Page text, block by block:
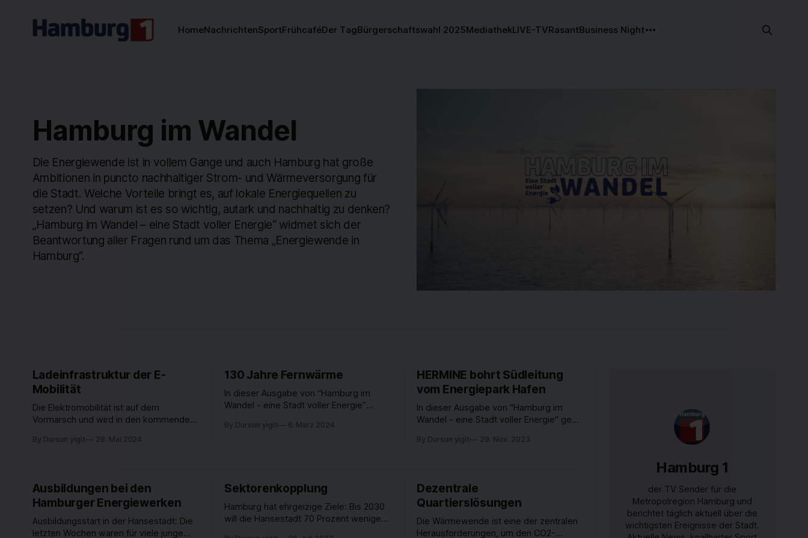
HomeNachrichtenSportFrühcaféDer TagBürgerschaftswahl 2025MediathekLIVE-TVRasantBusiness Night
Hamburg im Wandel
Die Energiewende ist in vollem Gange und auch Hamburg hat große
Ambitionen in puncto nachhaltiger Strom- und Wärmeversorgung für
die Stadt. Welche Vorteile bringt es, auf lokale Energiequellen zu
setzen? Und warum ist es so wichtig, autark und nachhaltig zu denken?
„Hamburg im Wandel – eine Stadt voller Energie“ widmet sich der
Beantwortung aller Fragen rund um das Thema „Energiewende in
Hamburg“.
Ladeinfrastruktur der E-
Mobilität
Die Elektromobilität ist auf dem
Vormarsch und wird in den kommenden
insbesondere in einem urbanen Raum
wichtigsten Bausteine. Denn ab 2035
soll in der EU kein neuer Verbrenner
By Dursun yigit 29. Mai 2024
130 Jahre Fernwärme
In dieser Ausgabe von “Hamburg im
Wandel - eine Stadt voller Energie”
in unserer Hansestadt wird 130 Jahre alt!
Energiewerken, wie die neue
By Dursun yigit 6. März 2024
HERMINE bohrt Südleitung
vom Energiepark Hafen
In dieser Ausgabe von "Hamburg im
Wandel - eine Stadt voller Energie" geht
tief runter, genauer gesagt 26 Meter
großen Schritt vorangekommen. Seit
Anfang November ist
By Dursun yigit 29. Nov. 2023
Ausbildungen bei den
Hamburger Energiewerken
Ausbildungsstart in der Hansestadt: Die
letzten Wochen waren für viele junge
Sektorenkopplung
Hamburg hat ehrgeizige Ziele: Bis 2030
will die Hansestadt 70 Prozent weniger
Dezentrale
Quartierslösungen
Die Wärmewende ist eine der zentralen
Herausforderungen, um den CO2-
Hamburg 1
der TV Sender für die
Metropolregion Hamburg und
berichtet täglich aktuell über die
wichtigsten Ereignisse der Stadt.